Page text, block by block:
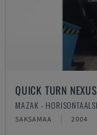
QUICK TURN
MAZAK -
SAKSAMAA 2004